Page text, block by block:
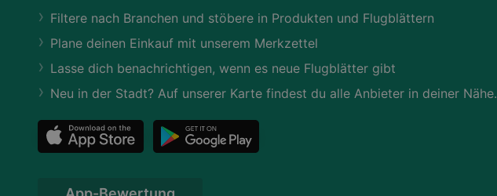
Filtere nach Branchen und stöbere in Produkten und Flugblättern
Plane deinen Einkauf mit unserem Merkzettel
Lasse dich benachrichtigen, wenn es neue Flugblätter gibt
Neu in der Stadt? Auf unserer Karte findest du alle Anbieter in deiner Nähe.